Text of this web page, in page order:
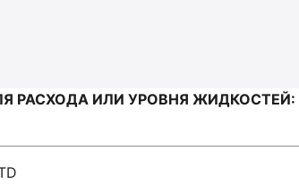
РАСХОДА ИЛИ УРОВНЯ